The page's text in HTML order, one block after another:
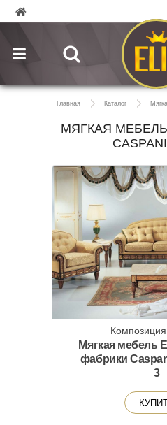
Главная Каталог
МЯГКАЯ
Мягкая мебель
фабрики
3